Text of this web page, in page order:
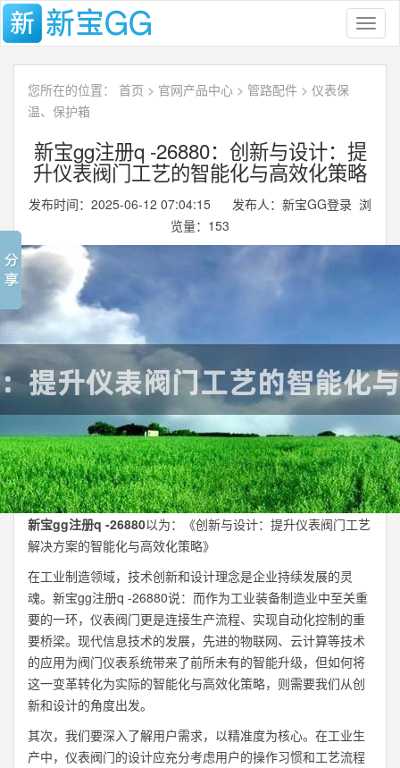
您所在的位置： 首页 > 官网产品中心 > 管路配件 > 仪表保
温、保护箱
新宝gg注册q -26880：创新与设计：提
升仪表阀门工艺的智能化与高效化策略
发布时间：2025-06-12 07:04:15 发布人：新宝GG登录 浏
览量： 153
新宝gg注册q -26880以为：《创新与设计：提升仪表阀门工艺
解决方案的智能化与高效化策略》
在工业制造领域，技术创新和设计理念是企业持续发展的灵
魂。新宝gg注册q -26880说：而作为工业装备制造业中至关重
要的一环，仪表阀门更是连接生产流程、实现自动化控制的重
要桥梁。现代信息技术的发展，先进的物联网、云计算等技术
的应用为阀门仪表系统带来了前所未有的智能升级，但如何将
这一变革转化为实际的智能化与高效化策略，则需要我们从创
新和设计的角度出发。
其次，我们要深入了解用户需求，以精准度为核心。在工业生
产中，仪表阀门的设计应充分考虑用户的操作习惯和工艺流程